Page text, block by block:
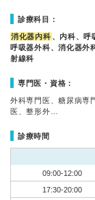
診療科目：
消化器内科 、内科、呼
呼吸器外科、消化器外
射線科
専門医・資格：
外科専門医、糖尿病専
医、整形外…
診療時間
09:00-12:00
17:30-20:00